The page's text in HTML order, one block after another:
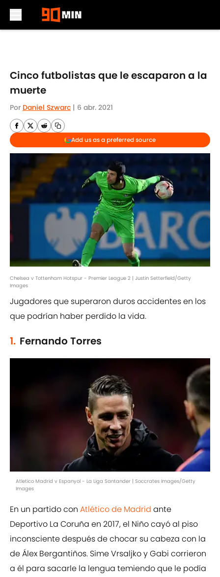
Cinco futbolistas que le escaparon a la
muerte
Por Daniel Szwarc | 6 abr. 2021
Add us as a preferred source
Chelsea v Tottenham Hotspur - Premier League 2 | Justin Setterfield/Getty
Images
Jugadores que superaron duros accidentes en los
que podrían haber perdido la vida.
1. Fernando Torres
Atletico Madrid v Espanyol - La Liga Santander | Soccrates Images/Getty
Images
En un partido con Atlético de Madrid ante
Deportivo La Coruña en 2017, el Niño cayó al piso
inconsciente después de chocar su cabeza con la
de Álex Bergantiños. Sime Vrsaljko y Gabi corrieron
a él para sacarle la lengua temiendo que le podía